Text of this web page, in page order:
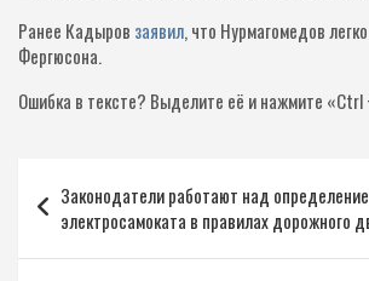
Ранее Кадыров заявил, что Нурмагомедов
Фергюсона.
Ошибка в тексте? Выделите её и нажмите «Ctrl
по
записям
Законодатели работают над
электросамоката в правилах дорожного